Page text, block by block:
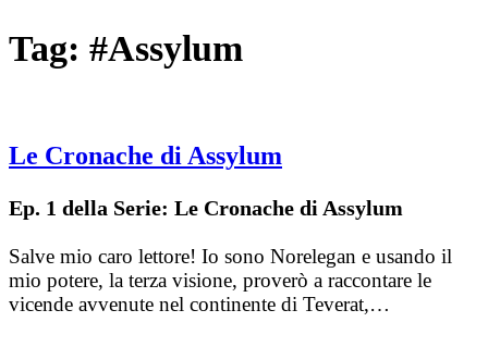
Tag: #Assylum
Le Cronache di Assylum
Ep. 1 della Serie: Le Cronache di Assylum
Salve mio caro lettore! Io sono Norelegan e usando il
mio potere, la terza visione, proverò a raccontare le
vicende avvenute nel continente di Teverat,…